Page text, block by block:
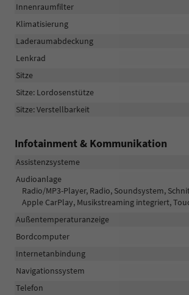
Innenraumfilter
Klimatisierung
Laderaumabdeckung
Lenkrad
Sitze
Sitze: Lordosenstütze
Sitze: Verstellbarkeit
Infotainment & Kommunikation
Assistenzsysteme
Audioanlage
Radio/MP3-Player, Radio, Soundsystem,
Apple CarPlay, Musikstreaming integriert,
Außentemperaturanzeige
Bordcomputer
Internetanbindung
Navigationssystem
Telefon